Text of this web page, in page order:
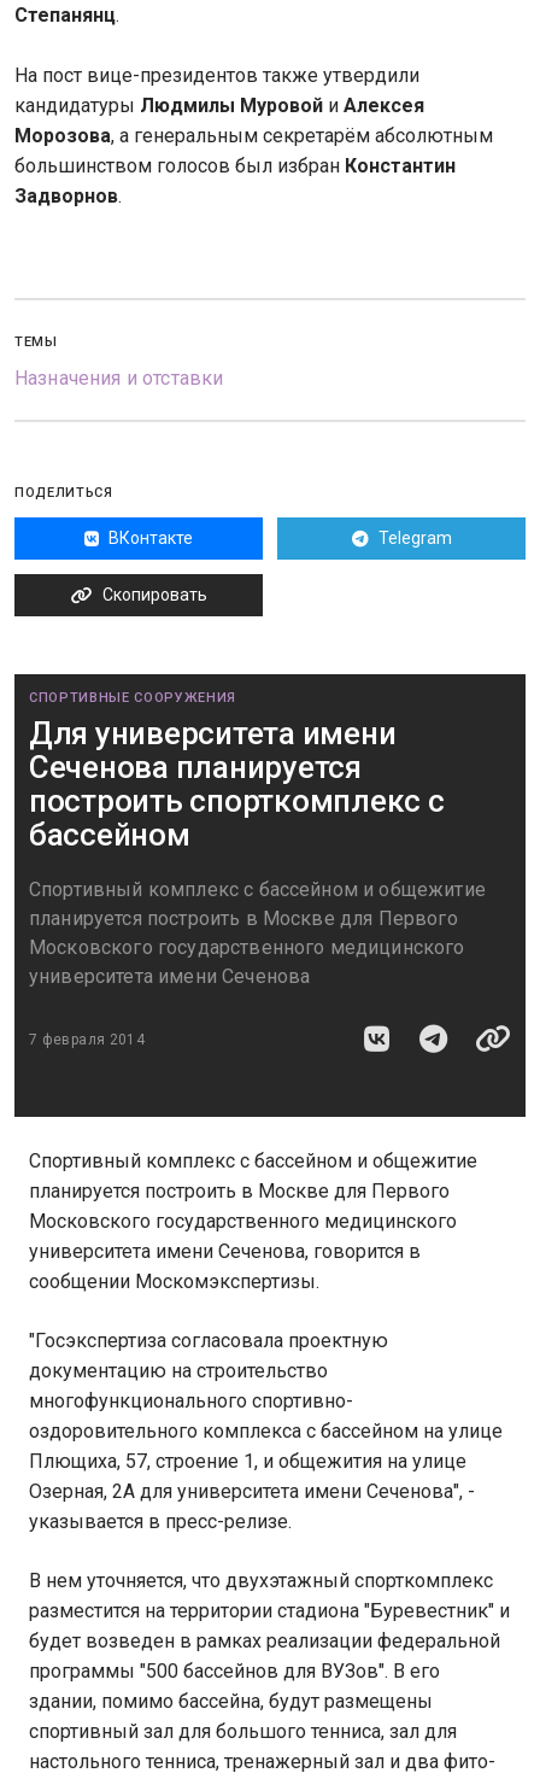
Степанянц.
На пост вице-президентов также утвердили
кандидатуры Людмилы Муровой и Алексея
Морозова, а генеральным секретарём абсолютным
большинством голосов был избран Константин
Задворнов.
ТЕМЫ
Назначения и отставки
ПОДЕЛИТЬСЯ
ВКонтакте Telegram
Скопировать
СПОРТИВНЫЕ СООРУЖЕНИЯ
Для университета имени
Сеченова планируется
построить спорткомплекс с
бассейном
Спортивный комплекс с бассейном и общежитие
планируется построить в Москве для Первого
Московского государственного медицинского
университета имени Сеченова
7 февраля 2014
Спортивный комплекс с бассейном и общежитие
планируется построить в Москве для Первого
Московского государственного медицинского
университета имени Сеченова, говорится в
сообщении Москомэкспертизы.
"Госэкспертиза согласовала проектную
документацию на строительство
многофункционального спортивно-
оздоровительного комплекса с бассейном на улице
Плющиха, 57, строение 1, и общежития на улице
Озерная, 2А для университета имени Сеченова", -
указывается в пресс-релизе.
В нем уточняется, что двухэтажный спорткомплекс
разместится на территории стадиона "Буревестник" и
будет возведен в рамках реализации федеральной
программы "500 бассейнов для ВУЗов". В его
здании, помимо бассейна, будут размещены
спортивный зал для большого тенниса, зал для
настольного тенниса, тренажерный зал и два фито-